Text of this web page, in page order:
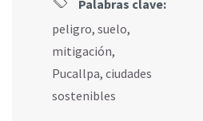
Palabras clave:
peligro, suelo,
mitigación,
Pucallpa, ciudades
sostenibles